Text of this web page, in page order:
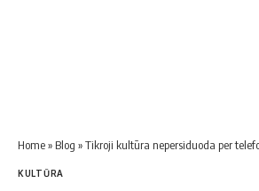
Home» Blog »Tikroji kultūra nepersiduoda per
KULTŪRA